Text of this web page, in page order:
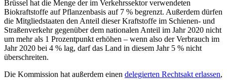
Brüssel hat die Menge der im Verkehrssektor verwendeten
Biokraftstoffe auf Pflanzenbasis auf 7 % begrenzt. Außerdem dürfen
die Mitgliedstaaten den Anteil dieser Kraftstoffe im Schienen- und
Straßenverkehr gegenüber dem nationalen Anteil im Jahr 2020 nicht
um mehr als 1 Prozentpunkt erhöhen – wenn also der Verbrauch im
Jahr 2020 bei 4 % lag, darf das Land in diesem Jahr 5 % nicht
überschreiten.
Die Kommission hat außerdem einen delegierten Rechtsakt erlassen,